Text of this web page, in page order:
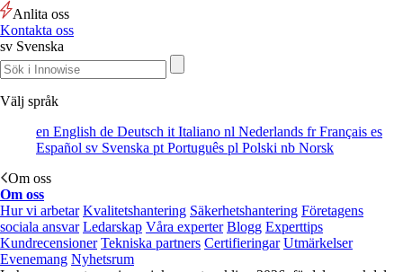
Anlita oss
Kontakta oss
sv Svenska
Välj språk
en English de Deutsch it Italiano nl Nederlands frFrançais es
Español sv Svenska pt Português pl Polski nb Norsk
Om oss
Om oss
Hur vi arbetar Kvalitetshantering Säkerhetshantering Företagens
sociala ansvar Ledarskap Våra experter Blogg Experttips
Kundrecensioner Tekniska partners Certifieringar Utmärkelser
Evenemang Nyhetsrum